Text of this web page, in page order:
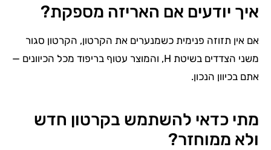
איך יודעים אם האריזה מספקת?
אם אין תזוזה פנימית כשמנערים את הקרטון, הקרטון סגור
משני הצדדים בשיטת H, והמוצר עטוף בריפוד מכל הכיוונים —
אתם בכיוון הנכון.
מתי כדאי להשתמש בקרטון חדש
ולא ממוחזר?